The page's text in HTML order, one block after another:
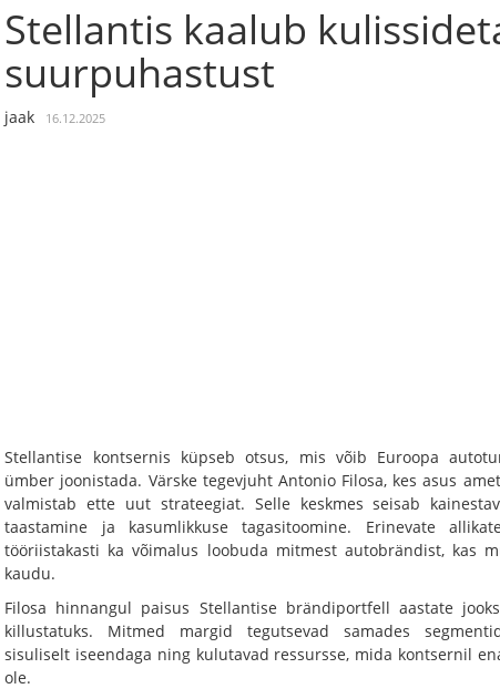
Stellantis kaalub
suurpuhastust
jaak 16.12.2025
Stellantise kontsernis küpseb otsus, mis võib Euroopa
ümber joonistada. Värske tegevjuht Antonio Filosa, kes asus
valmistab ette uut strateegiat. Selle keskmes seisab
taastamine ja kasumlikkuse tagasitoomine. Erinevate
tööriistakasti ka võimalus loobuda mitmest autobrändist, kas
kaudu.
Filosa hinnangul paisus Stellantise brändiportfell aastate
killustatuks. Mitmed margid tegutsevad samades
sisuliselt iseendaga ning kulutavad ressursse, mida kontsernil
ole.